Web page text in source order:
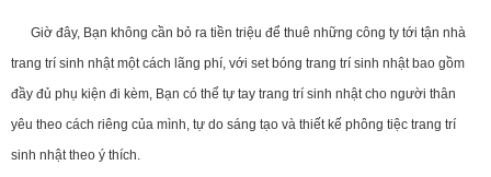
Giờ đây, Bạn không cần bỏ ra tiền triệu để thuê những công ty tới tận nhà
trang trí sinh nhật một cách lãng phí, với set bóng trang trí sinh nhật bao gồm
đầy đủ phụ kiện đi kèm, Bạn có thể tự tay trang trí sinh nhật cho người thân
yêu theo cách riêng của mình, tự do sáng tạo và thiết kế phông tiệc trang trí
sinh nhật theo ý thích.